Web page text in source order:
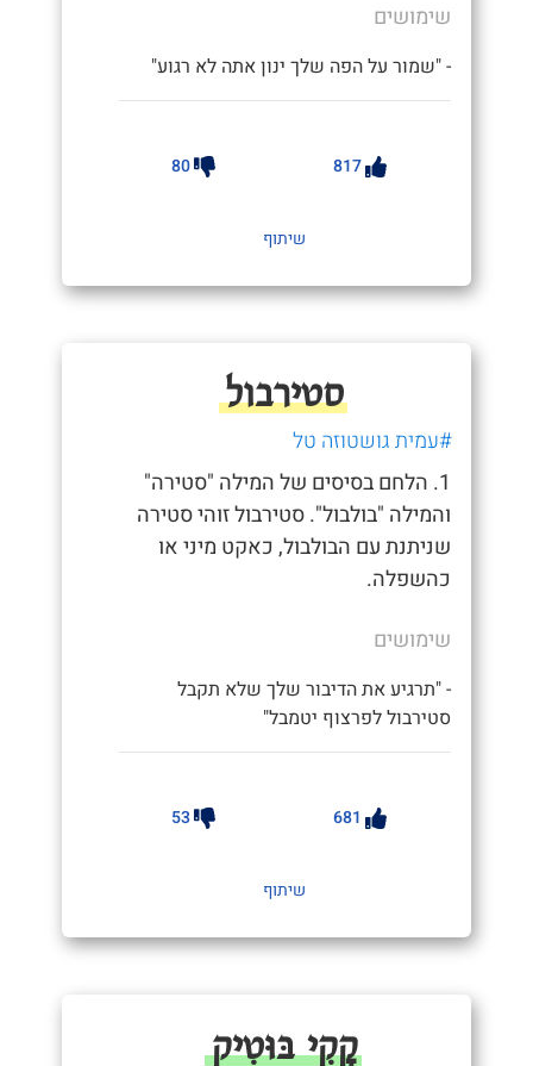
שימושים
- "שמור על הפה שלך ינון אתה לא רגוע"
817
80
שיתוף
סטירבול
#עמית גושטוזה טל
1. הלחם בסיסים של המילה "סטירה"
והמילה "בולבול". סטירבול זוהי סטירה
שניתנת עם הבולבול, כאקט מיני או
כהשפלה.
שימושים
- "תרגיע את הדיבור שלך שלא תקבל
סטירבול לפרצוף יטמבל"
681
53
שיתוף
קָקִי בּוּטִיק